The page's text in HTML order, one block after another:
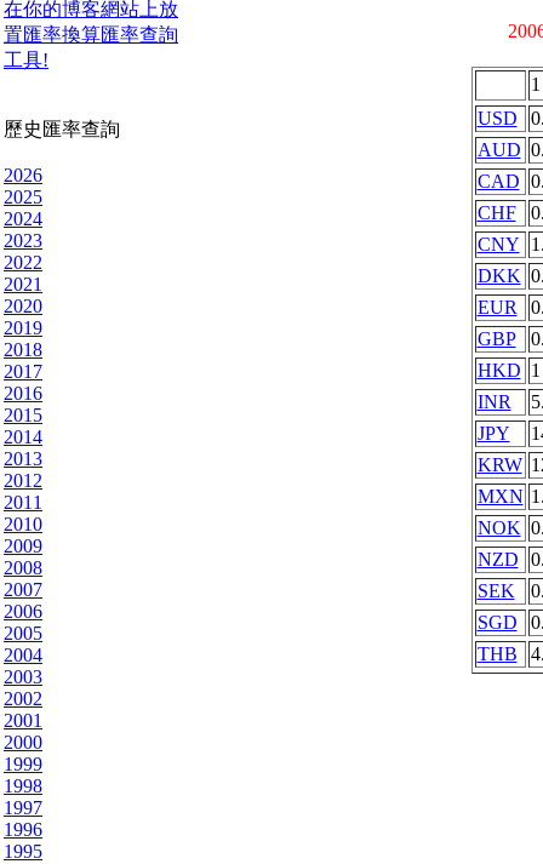
在你的博客網站上放
置匯率換算匯率查詢
工具!
歷史匯率查詢
2026
2025
2024
2023
2022
2021
2020
2019
2018
2017
2016
2015
2014
2013
2012
2011
2010
2009
2008
2007
2006
2005
2004
2003
2002
2001
2000
1999
1998
1997
1996
1995
USD
AUD
CAD
CHF
CNY
DKK
EUR
GBP
HKD 1
INR
JPY
KRW
MXN
NOK
NZD
SEK
SGD
THB